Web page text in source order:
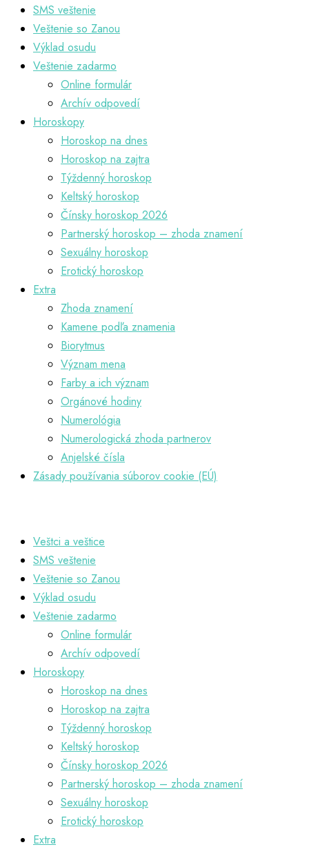
SMS veštenie
Veštenie so Zanou
Výklad osudu
Veštenie zadarmo
Online formulár
Archív odpovedí
Horoskopy
Horoskop na dnes
Horoskop na zajtra
Týždenný horoskop
Keltský horoskop
Čínsky horoskop 2026
Partnerský horoskop – zhoda znamení
Sexuálny horoskop
Erotický horoskop
Extra
Zhoda znamení
Kamene podľa znamenia
Biorytmus
Význam mena
Farby a ich význam
Orgánové hodiny
Numerológia
Numerologická zhoda partnerov
Anjelské čísla
Zásady používania súborov cookie (EÚ)
Veštci a veštice
SMS veštenie
Veštenie so Zanou
Výklad osudu
Veštenie zadarmo
Online formulár
Archív odpovedí
Horoskopy
Horoskop na dnes
Horoskop na zajtra
Týždenný horoskop
Keltský horoskop
Čínsky horoskop 2026
Partnerský horoskop – zhoda znamení
Sexuálny horoskop
Erotický horoskop
Extra